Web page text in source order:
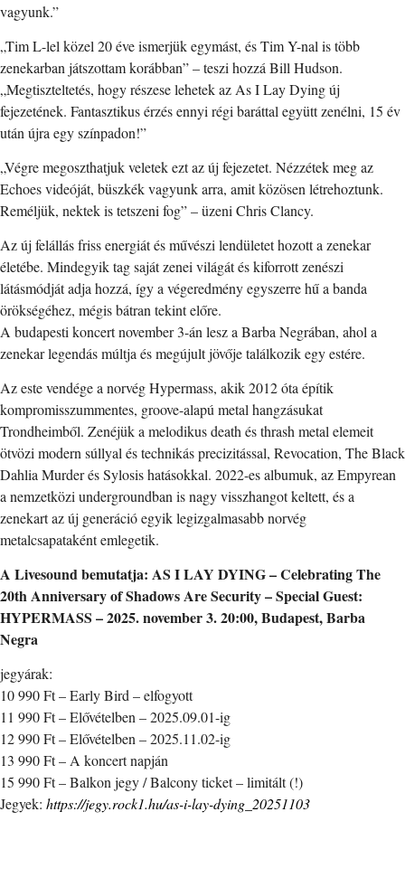
vagyunk.”
„Tim L-lel közel 20 éve ismerjük egymást, és Tim Y-nal is több
zenekarban játszottam korábban” – teszi hozzá Bill Hudson.
„Megtiszteltetés, hogy részese lehetek az As I Lay Dying új
fejezetének. Fantasztikus érzés ennyi régi baráttal együtt zenélni, 15 év
után újra egy színpadon!”
„Végre megoszthatjuk veletek ezt az új fejezetet. Nézzétek meg az
Echoes videóját, büszkék vagyunk arra, amit közösen létrehoztunk.
Reméljük, nektek is tetszeni fog” – üzeni Chris Clancy.
Az új felállás friss energiát és művészi lendületet hozott a zenekar
életébe. Mindegyik tag saját zenei világát és kiforrott zenészi
látásmódját adja hozzá, így a végeredmény egyszerre hű a banda
örökségéhez, mégis bátran tekint előre.
A budapesti koncert november 3-án lesz a Barba Negrában, ahol a
zenekar legendás múltja és megújult jövője találkozik egy estére.
Az este vendége a norvég Hypermass, akik 2012 óta építik
kompromisszummentes, groove-alapú metal hangzásukat
Trondheimből. Zenéjük a melodikus death és thrash metal elemeit
ötvözi modern súllyal és technikás precizitással, Revocation, The Black
Dahlia Murder és Sylosis hatásokkal. 2022-es albumuk, az Empyrean
a nemzetközi undergroundban is nagy visszhangot keltett, és a
zenekart az új generáció egyik legizgalmasabb norvég
metalcsapataként emlegetik.
A Livesound bemutatja: AS I LAY DYING – Celebrating The
20th Anniversary of Shadows Are Security – Special Guest:
HYPERMASS – 2025. november 3. 20:00, Budapest, Barba
Negra
jegyárak:
10 990 Ft – Early Bird – elfogyott
11 990 Ft – Elővételben – 2025.09.01-ig
12 990 Ft – Elővételben – 2025.11.02-ig
13 990 Ft – A koncert napján
15 990 Ft – Balkon jegy / Balcony ticket – limitált (!)
Jegyek: https://jegy.rock1.hu/as-i-lay-dying_20251103